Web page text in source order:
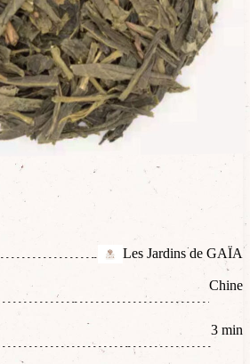
Les Jardins de GAÏA
Chine
3 min